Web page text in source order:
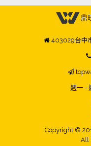
鼎
403029台中
週一 -
Copyright ©
All